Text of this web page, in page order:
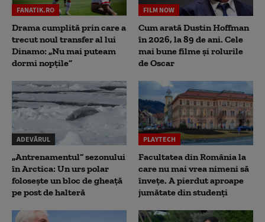
FANATIK.RO
Drama cumplită prin care a
trecut noul transfer al lui
Dinamo: „Nu mai puteam
dormi nopțile”
FILM NOW
Cum arată Dustin Hoffman
în 2026, la 89 de ani. Cele
mai bune filme și rolurile
de Oscar
ADEVĂRUL
„Antrenamentul” sezonului
în Arctica: Un urs polar
folosește un bloc de gheață
pe post de halteră
PLAYTECH
Facultatea din România la
care nu mai vrea nimeni să
înveţe. A pierdut aproape
jumătate din studenţi